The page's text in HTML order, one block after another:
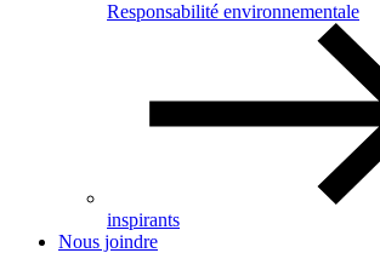
Responsabilité environnementale
inspirants
Nous joindre